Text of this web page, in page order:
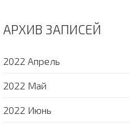
АРХИВ ЗАПИСЕЙ
2022 Апрель
2022 Май
2022 Июнь